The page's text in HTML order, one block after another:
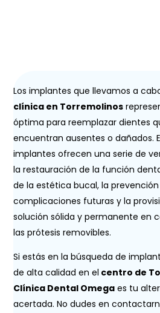
Los implantes que llevamos a
clínica en Torremolinos
óptima para reemplazar dientes
encuentran ausentes o dañados.
implantes ofrecen una serie de
la restauración de la función
de la estética bucal, la
complicaciones futuras y la
solución sólida y permanente en
las prótesis removibles.
Si estás en la búsqueda de
de alta calidad en el centro de
Clínica Dental Omega es tu
acertada. No dudes en